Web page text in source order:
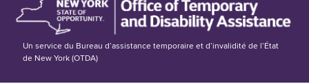
Un service du Bureau d’assistance temporaire et d’invalidité de l’État
de New York (OTDA)